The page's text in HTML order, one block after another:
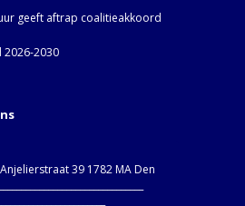
geeft aftrap coalitieakkoord
2030
39 1782 MA Den